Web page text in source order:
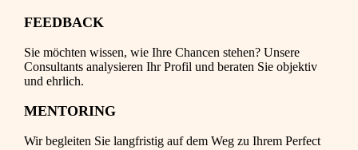
FEEDBACK
Sie möchten wissen, wie Ihre Chancen stehen? Unsere
Consultants analysieren Ihr Profil und beraten Sie objektiv
und ehrlich.
MENTORING
Wir begleiten Sie langfristig auf dem Weg zu Ihrem Perfect